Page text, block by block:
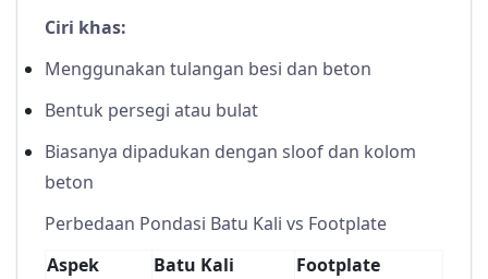
Ciri khas:
Menggunakan tulangan besi dan beton
Bentuk persegi atau bulat
Biasanya dipadukan dengan sloof dan kolom
beton
Perbedaan Pondasi Batu Kali vs Footplate
Aspek
Batu Kali
Footplate